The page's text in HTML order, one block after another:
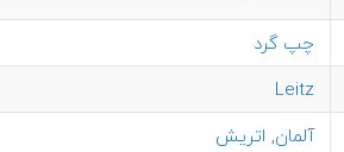
چپ گرد
Leitz
آلمان, اتریش